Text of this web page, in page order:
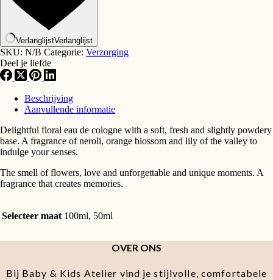
VerlanglijstVerlanglijst
SKU: N/B Categorie: Verzorging
Deel je liefde
Beschrijving
Aanvullende informatie
Delightful floral eau de cologne with a soft, fresh and slightly powdery
base. A fragrance of neroli, orange blossom and lily of the valley to
indulge your senses.
The smell of flowers, love and unforgettable and unique moments. A
fragrance that creates memories.
Selecteer maat 100ml, 50ml
OVER ONS
Bij Baby & Kids Atelier vind je stijlvolle, comfortabele